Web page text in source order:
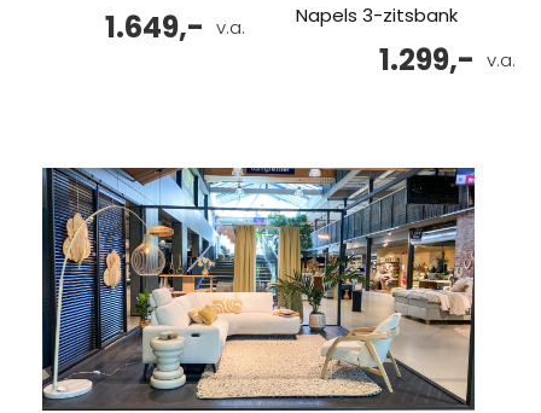
v.a.
1.649,-
Napels 3-zitsbank
v.a.
1.299,-